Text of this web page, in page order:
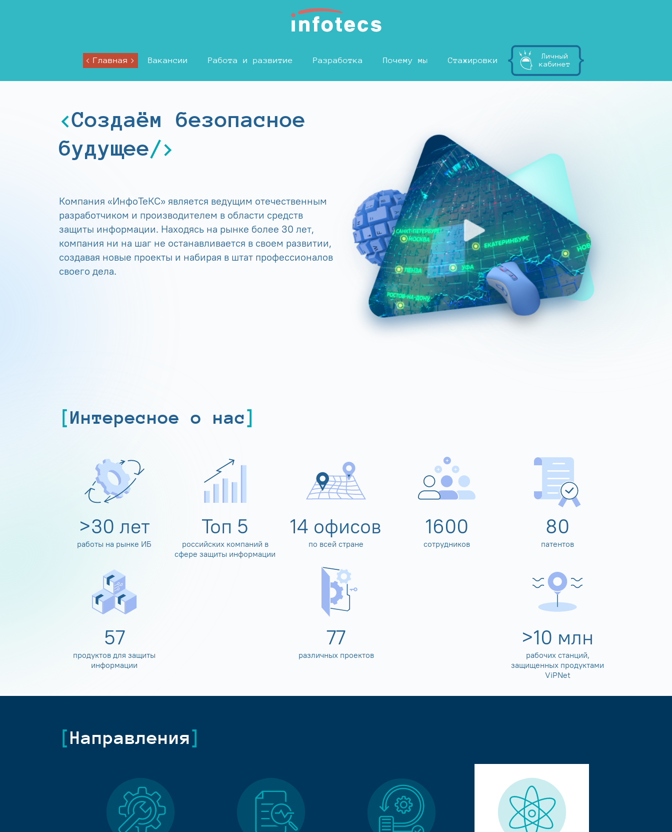
Главная Вакансии Работа и развитие Разработка Почему мы Стажировки
Личный
кабинет
Создаём безопасное
будущее
Компания «ИнфоТеКС» является ведущим отечественным
разработчиком и производителем в области средств
защиты информации. Находясь на рынке более 30 лет,
компания ни на шаг не останавливается в своем развитии,
создавая новые проекты и набирая в штат профессионалов
своего дела.
Интересное о нас
>30 лет
работы на рынке ИБ
Топ 5
российских компаний в
сфере защиты информации
14 офисов
по всей стране
1600
сотрудников
80
патентов
60
продуктов для защиты
информации
80
различных проектов
>10 млн
рабочих станций,
защищенных продуктами
ViPNet
Направления